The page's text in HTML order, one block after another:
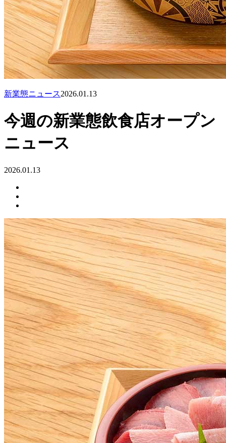
新業態ニュース2026.01.13
今週の新業態飲食店オープン
ニュース
2026.01.13